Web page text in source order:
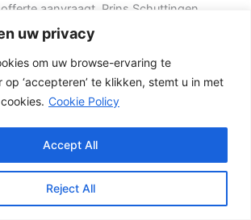
uw privacy
om uw browse-ervaring te
‘accepteren’ te klikken, stemt u in met
Cookie Policy
Reject All
Accept All
aanvraagt. Prins Schuttingen
grote achtertuinen en denkt mee
begint bij een duidelijke keuze.
dan is een dichte schutting
keuze. Daarbij spelen ook zaken
hoogteverschillen,
en de bereikbaarheid van de